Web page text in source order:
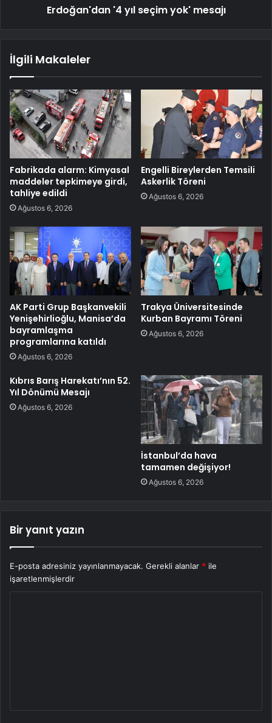
Erdoğan'dan '4 yıl seçim yok' mesajı
İlgili Makaleler
Fabrikada alarm: Kimyasal
maddeler tepkimeye girdi,
tahliye edildi
Ağustos 6, 2026
Engelli Bireylerden Temsili
Askerlik Töreni
Ağustos 6, 2026
AK Parti Grup Başkanvekili
Yenişehirlioğlu, Manisa’da
bayramlaşma
programlarına katıldı
Ağustos 6, 2026
Trakya Üniversitesinde
Kurban Bayramı Töreni
Ağustos 6, 2026
Kıbrıs Barış Harekatı’nın 52.
Yıl Dönümü Mesajı
Ağustos 6, 2026
İstanbul’da hava
tamamen değişiyor!
Ağustos 6, 2026
Bir yanıt yazın
E-posta adresiniz yayınlanmayacak. Gerekli alanlar * ile
işaretlenmişlerdir